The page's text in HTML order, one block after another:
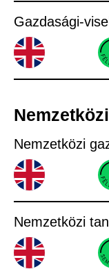
Gazdasági-
Nemzetközi
Nemzetközi
Nemzetközi